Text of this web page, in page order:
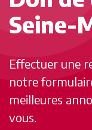
Seine-
Effectuer une
notre
meilleures
vous.